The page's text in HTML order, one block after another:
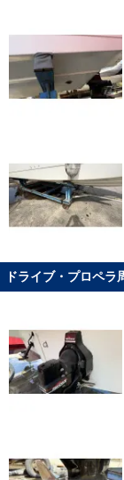
ドライブ・プロペラ